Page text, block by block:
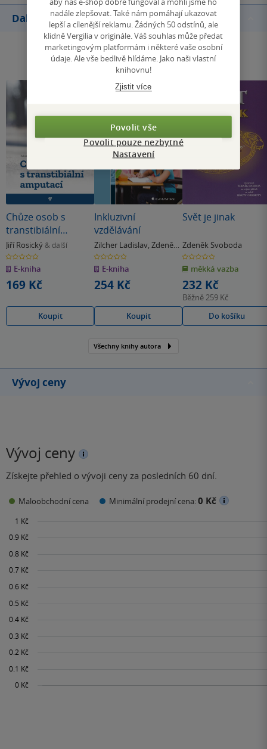
Další knihy autora
Chůze osob s
transtibiální
amputací
Jiří Rosický & další
0.0
z
5
hvězdiček
E-kniha
169 Kč
Koupit
Inkluzivní
vzdělávání
Zilcher Ladislav, Zdeněk
Svoboda
0.0
z
5
hvězdiček
E-kniha
254 Kč
Koupit
Svět je jinak
Zdeněk Svoboda
0.0
z
5
hvězdiček
měkká vazba
232 Kč
Běžně259 Kč
Do košíku
Všechny knihy autora
Vývoj ceny
Vývoj ceny
Získejte přehled o vývoji ceny za posledních 60 dní.
Maloobchodní cena Minimální prodejní cena:0 Kč
nadále zlepšovat. Také nám pomáhají ukazovat
lepší a cílenější reklamu. Žádných 50 odstínů, ale
klidně Vergilia v originále. Váš souhlas může předat
marketingovým platformám i některé vaše osobní
údaje. Ale vše bedlivě hlídáme. Jako naši vlastní
knihovnu!
Zjistit více
Povolit vše
Povolit pouze nezbytné
Nastavení